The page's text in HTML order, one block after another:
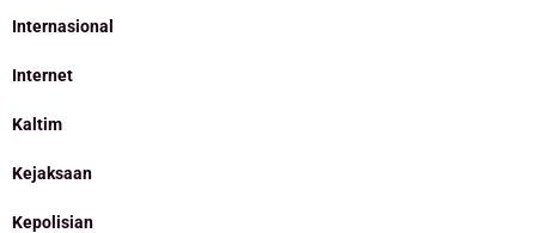
Internasional
Internet
Kaltim
Kejaksaan
Kepolisian